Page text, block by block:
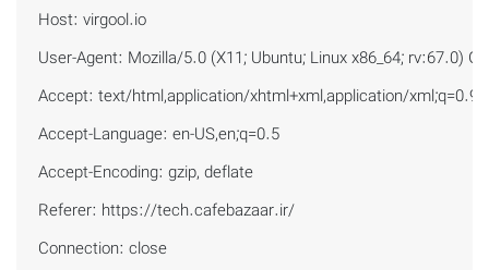
Host: virgool.io
User-Agent: Mozilla/5.0 (X11; Ubuntu; Linux x86_64; rv:67.0)
Accept: text/html,application/xhtml+xml,application/
Accept-Language: en-US,en;q=0.5
Accept-Encoding: gzip, deflate
Referer: https://tech.cafebazaar.ir/
Connection: close